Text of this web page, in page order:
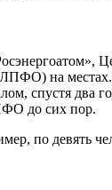
на
спустя два
до сих пор.
по девять